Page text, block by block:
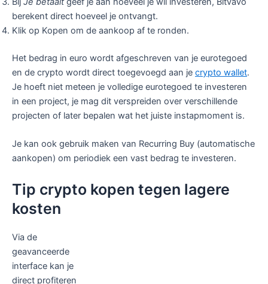
berekent direct hoeveel je ontvangt.
Klik op Kopen om de aankoop af te ronden.
Het bedrag in euro wordt afgeschreven van je eurotegoed
en de crypto wordt direct toegevoegd aan je crypto wallet.
Je hoeft niet meteen je volledige eurotegoed te investeren
in een project, je mag dit verspreiden over verschillende
projecten of later bepalen wat het juiste instapmoment is.
Je kan ook gebruik maken van Recurring Buy (automatische
aankopen) om periodiek een vast bedrag te investeren.
Tip crypto kopen tegen lagere
kosten
Via de
geavanceerde
interface kan je
direct profiteren